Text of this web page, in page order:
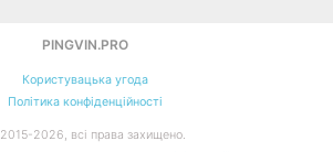
PINGVIN.PRO
Користувацька угода
Політика конфіденційності
2015-2026, всі права захищено.